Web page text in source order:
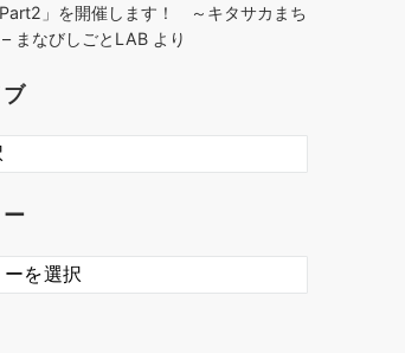
Part2」を開催します！ ～キタサカまち
まなびしごとLAB より